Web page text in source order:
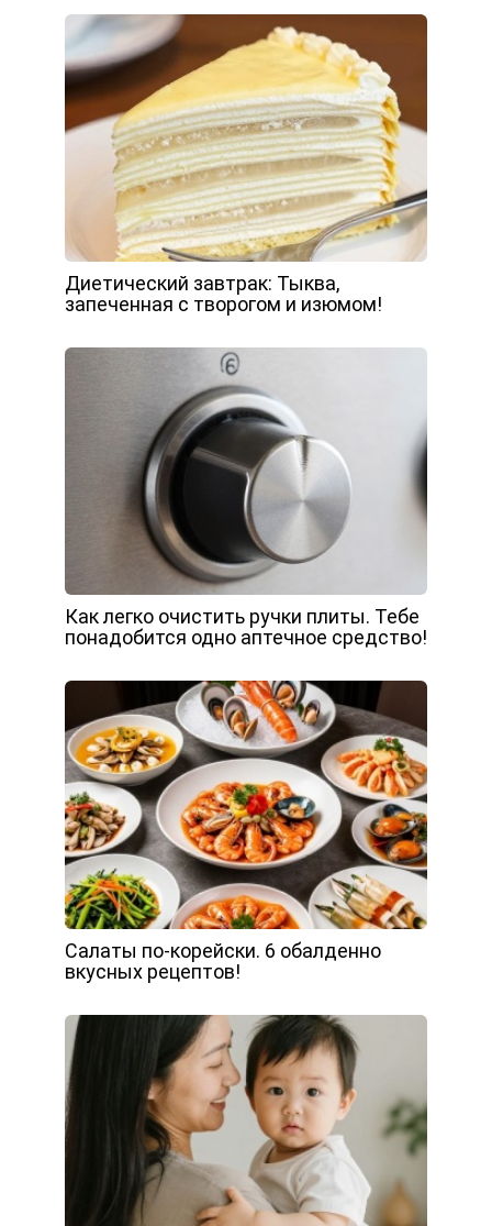
Диетический завтрак: Тыква,
запеченная с творогом и изюмом!
Как легко очистить ручки плиты. Тебе
понадобится одно аптечное средство!
Салаты по-корейски. 6 обалденно
вкусных рецептов!